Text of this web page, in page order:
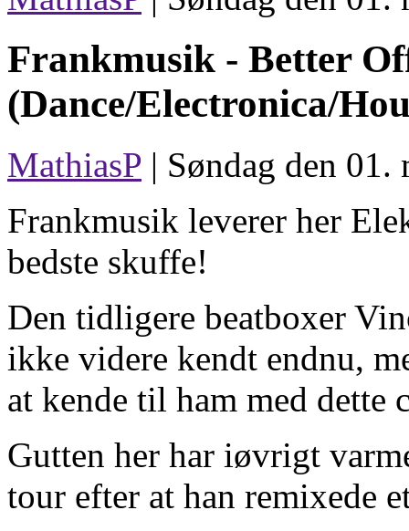
Frankmusik - Better
(Dance/Electronica/
MathiasP | Søndag den
Frankmusik leverer her
bedste skuffe!
Den tidligere beatboxer
ikke videre kendt endnu,
at kende til ham med dette
Gutten her har iøvrigt
tour efter at han remixede